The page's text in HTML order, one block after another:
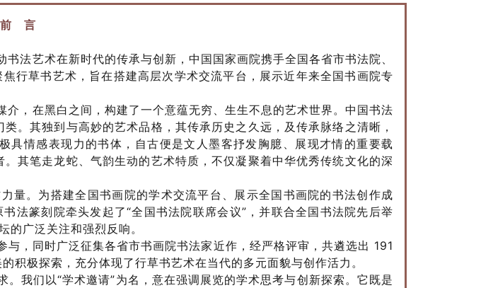
前 言
法艺术在新时代的传承与创新，中国国家画院携手全国各省市书法院、
行草书艺术，旨在搭建高层次学术交流平台，展示近年来全国书画院专
，在黑白之间，构建了一个意蕴无穷、生生不息的艺术世界。中国书法
。其独到与高妙的艺术品格，其传承历史之久远，及传承脉络之清晰，
情感表现力的书体，自古便是文人墨客抒发胸臆、展现才情的重要载
其笔走龙蛇、气韵生动的艺术特质，不仅凝聚着中华优秀传统文化的深
量。为搭建全国书画院的学术交流平台、展示全国书画院的书法创作成
法篆刻院牵头发起了“全国书法院联席会议”，并联合全国书法院先后举
的广泛关注和强烈反响。
，同时广泛征集各省市书画院书法家近作，经严格评审，共遴选出 191
积极探索，充分体现了行草书艺术在当代的多元面貌与创作活力。
我们以“学术邀请”为名，意在强调展览的学术思考与创新探索。它既是